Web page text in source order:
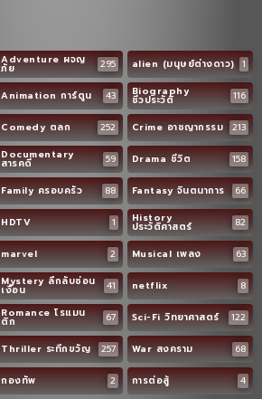
Adventure ผจญ
ภัย 295 alien (มนุษย์ต่างดาว) 1
Animation การ์ตูน 43 Biography
ชีวประวัติ
116
Comedy ตลก 252 Crime อาชญากรรม 213
Documentary
สารคดี 59 Drama ชีวิต 158
Family ครอบครัว 88 Fantasy จินตนาการ 66
HDTV 1 History
ประวัติศาสตร์ 82
marvel 2 Musical เพลง 63
Mystery ลึกลับซ่อน
เงื่อน 41 netflix 8
Romance โรแมน
ติก 67 Sci-Fi วิทยาศาสตร์ 122
Thriller ระทึกขวัญ 257 War สงคราม 68
กองทัพ 2 การต่อสู้ 4